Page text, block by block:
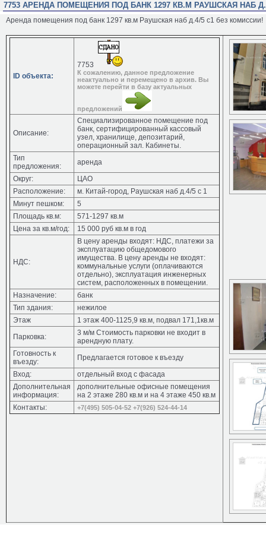
7753 АРЕНДА ПОМЕЩЕНИЯ ПОД БАНК 1297 КВ.М РАУШСКАЯ НАБ
Аренда помещения под банк 1297 кв.м Раушская наб д.4/5 с1 без комиссии!
ID объекта:
7753
К сожалению, данное предложение
неактуально и перемещено в архив. Вы
можете перейти в базу актуальных
предложений
Описание:
Специализированное помещение под
банк, сертифицированный кассовый
узел, хранилище, депозитарий,
операционный зал. Кабинеты.
Тип
предложения:
аренда
Округ:
ЦАО
Расположение:
м. Китай-город, Раушская наб д.4/5 с 1
Минут пешком:
5
Площадь кв.м:
571-1297 кв.м
Цена за кв.м/год:
15 000 руб кв.м в год
НДС:
В цену аренды входят: НДС, платежи за
эксплуатацию общедомового
имущества. В цену аренды не входят:
коммунальные услуги (оплачиваются
отдельно), эксплуатация инженерных
систем, расположенных в помещении.
Назначение:
банк
Тип здания:
нежилое
Этаж
1 этаж 400-1125,9 кв.м, подвал 171,1кв.м
Парковка:
3 м/м Стоимость парковки не входит в
арендную плату.
Готовность к
въезду:
Предлагается готовое к въезду
Вход:
отдельный вход с фасада
Дополнительная
информация:
дополнительные офисные помещения
на 2 этаже 280 кв.м и на 4 этаже 450 кв.м
Контакты:
+7(495) 505-04-52 +7(926) 524-44-14